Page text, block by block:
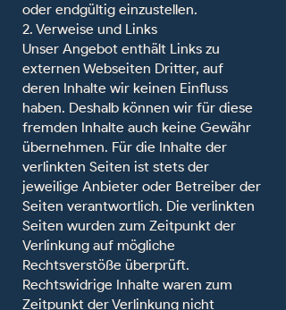
oder endgültig einzustellen.
2. Verweise und Links
Unser Angebot enthält Links zu
externen Webseiten Dritter, auf
deren Inhalte wir keinen Einfluss
haben. Deshalb können wir für diese
fremden Inhalte auch keine Gewähr
übernehmen. Für die Inhalte der
verlinkten Seiten ist stets der
jeweilige Anbieter oder Betreiber der
Seiten verantwortlich. Die verlinkten
Seiten wurden zum Zeitpunkt der
Verlinkung auf mögliche
Rechtsverstöße überprüft.
Rechtswidrige Inhalte waren zum
Zeitpunkt der Verlinkung nicht